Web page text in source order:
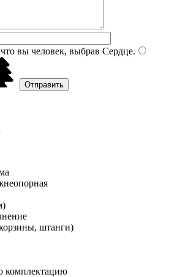
вы человек, выбрав Сердце.
штанги)
комплектацию